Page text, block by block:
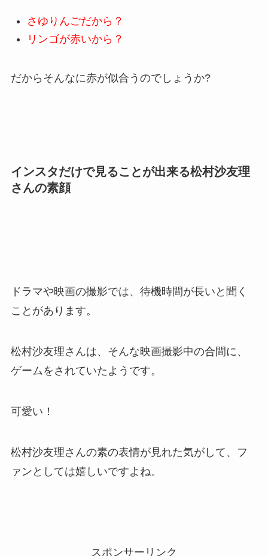
さゆりんごだから？
リンゴが赤いから？
だからそんなに赤が似合うのでしょうか?
インスタだけで見ることが出来る松村沙友理
さんの素顔
ドラマや映画の撮影では、待機時間が長いと聞く
ことがあります。
松村沙友理さんは、そんな映画撮影中の合間に、
ゲームをされていたようです。
可愛い！
松村沙友理さんの素の表情が見れた気がして、フ
ァンとしては嬉しいですよね。
スポンサーリンク